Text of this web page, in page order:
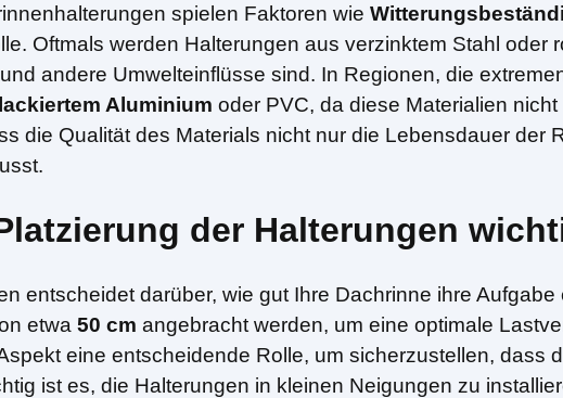
spielen Faktoren wie
Oftmals werden Halterungen aus verzinktem Stahl oder
andere Umwelteinflüsse sind. In Regionen, die
lackiertem Aluminium oder PVC, da diese Materialien
die Qualität des Materials nicht nur die Lebensdauer der
der Halterungen
entscheidet darüber, wie gut Ihre Dachrinne ihre
etwa 50 cm angebracht werden, um eine optimale
eine entscheidende Rolle, um sicherzustellen, dass
ist es, die Halterungen in kleinen Neigungen zu